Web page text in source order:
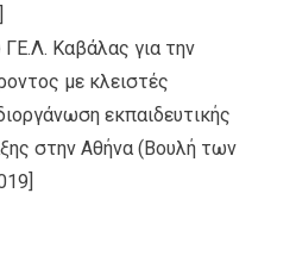
Καβάλας για την
με κλειστές
εκπαιδευτικής
στην Αθήνα (Βουλή των